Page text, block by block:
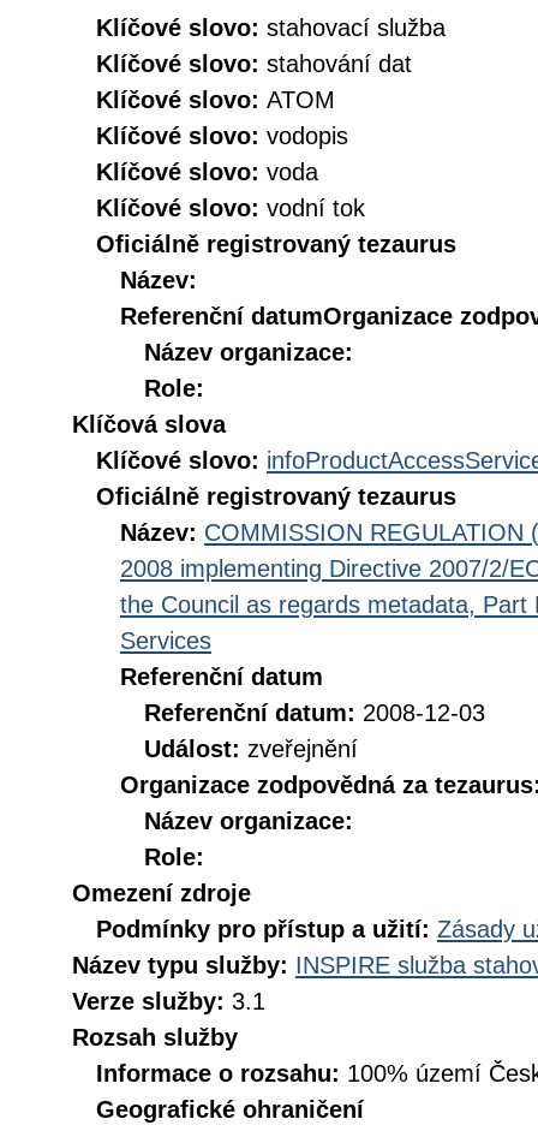
Klíčové slovo: stahovací služba
Klíčové slovo: stahování dat
Klíčové slovo: ATOM
Klíčové slovo: vodopis
Klíčové slovo: voda
Klíčové slovo: vodní tok
Oficiálně registrovaný tezaurus
Název:
Referenční datumOrganizace
Název organizace:
Role:
Klíčová slova
Klíčové slovo:
Oficiálně registrovaný tezaurus
Název: COMMISSION REGULATION
2008 implementing Directive 2007/2/
the Council as regards metadata,
Services
Referenční datum
Referenční datum: 2008-12-03
Událost: zveřejnění
Organizace zodpovědná za
Název organizace:
Role:
Omezení zdroje
Podmínky pro přístup a užití: Zásady
Název typu služby: INSPIRE služba
Verze služby: 3.1
Rozsah služby
Informace o rozsahu: 100% území
Geografické ohraničení